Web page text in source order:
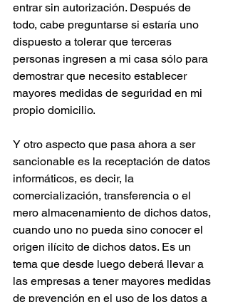
entrar sin autorización. Después de
todo, cabe preguntarse si estaría uno
dispuesto a tolerar que terceras
personas ingresen a mi casa sólo para
demostrar que necesito establecer
mayores medidas de seguridad en mi
propio domicilio.
Y otro aspecto que pasa ahora a ser
sancionable es la receptación de datos
informáticos, es decir, la
comercialización, transferencia o el
mero almacenamiento de dichos datos,
cuando uno no pueda sino conocer el
origen ilícito de dichos datos. Es un
tema que desde luego deberá llevar a
las empresas a tener mayores medidas
de prevención en el uso de los datos a